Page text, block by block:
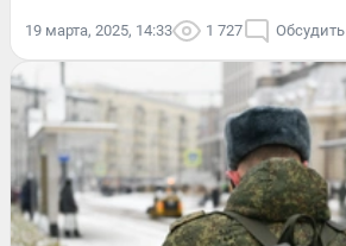
19 марта, 2025, 14:33 1 727 Обсудить